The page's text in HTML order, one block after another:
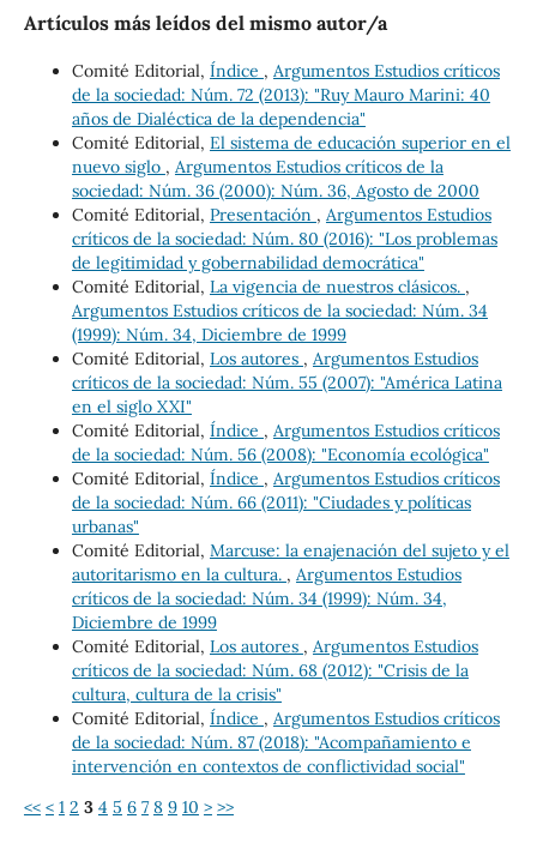
Artículos más leídos del mismo autor/a
Comité Editorial, Índice , Argumentos Estudios críticos
de la sociedad: Núm. 72 (2013): "Ruy Mauro Marini: 40
años de Dialéctica de la dependencia"
Comité Editorial, El sistema de educación superior en el
nuevo siglo , Argumentos Estudios críticos de la
sociedad: Núm. 36 (2000): Núm. 36, Agosto de 2000
Comité Editorial, Presentación , Argumentos Estudios
críticos de la sociedad: Núm. 80 (2016): "Los problemas
de legitimidad y gobernabilidad democrática"
Comité Editorial, La vigencia de nuestros clásicos. ,
Argumentos Estudios críticos de la sociedad: Núm. 34
(1999): Núm. 34, Diciembre de 1999
Comité Editorial, Los autores , Argumentos Estudios
críticos de la sociedad: Núm. 55 (2007): "América Latina
en el siglo XXI"
Comité Editorial, Índice , Argumentos Estudios críticos
de la sociedad: Núm. 56 (2008): "Economía ecológica"
Comité Editorial, Índice , Argumentos Estudios críticos
de la sociedad: Núm. 66 (2011): "Ciudades y políticas
urbanas"
Comité Editorial, Marcuse: la enajenación del sujeto y el
autoritarismo en la cultura. , Argumentos Estudios
críticos de la sociedad: Núm. 34 (1999): Núm. 34,
Diciembre de 1999
Comité Editorial, Los autores , Argumentos Estudios
críticos de la sociedad: Núm. 68 (2012): "Crisis de la
cultura, cultura de la crisis"
Comité Editorial, Índice , Argumentos Estudios críticos
de la sociedad: Núm. 87 (2018): "Acompañamiento e
intervención en contextos de conflictividad social"
<< < 1 2 3 4 5 6 7 8 9 10 > >>